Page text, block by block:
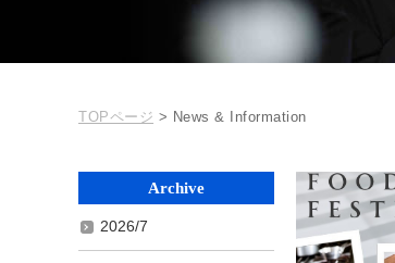
TOPページ > News & Information
Archive
2026/7